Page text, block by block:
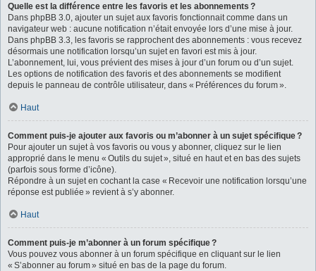
Quelle est la différence entre les favoris et les abonnements ?
Dans phpBB 3.0, ajouter un sujet aux favoris fonctionnait comme dans un
navigateur web : aucune notification n’était envoyée lors d’une mise à jour.
Dans phpBB 3.3, les favoris se rapprochent des abonnements : vous recevez
désormais une notification lorsqu’un sujet en favori est mis à jour.
L’abonnement, lui, vous prévient des mises à jour d’un forum ou d’un sujet.
Les options de notification des favoris et des abonnements se modifient
depuis le panneau de contrôle utilisateur, dans « Préférences du forum ».
Haut
Comment puis-je ajouter aux favoris ou m’abonner à un sujet spécifique ?
Pour ajouter un sujet à vos favoris ou vous y abonner, cliquez sur le lien
approprié dans le menu « Outils du sujet », situé en haut et en bas des sujets
(parfois sous forme d’icône).
Répondre à un sujet en cochant la case « Recevoir une notification lorsqu’une
réponse est publiée » revient à s’y abonner.
Haut
Comment puis-je m’abonner à un forum spécifique ?
Vous pouvez vous abonner à un forum spécifique en cliquant sur le lien
« S’abonner au forum » situé en bas de la page du forum.